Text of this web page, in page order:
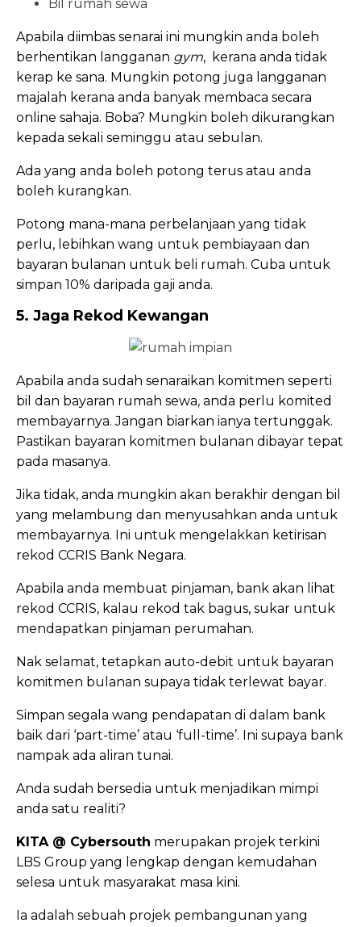
Bil rumah sewa
Apabila diimbas senarai ini mungkin anda boleh
berhentikan langganan gym, kerana anda tidak
kerap ke sana. Mungkin potong juga langganan
majalah kerana anda banyak membaca secara
online sahaja. Boba? Mungkin boleh dikurangkan
kepada sekali seminggu atau sebulan.
Ada yang anda boleh potong terus atau anda
boleh kurangkan.
Potong mana-mana perbelanjaan yang tidak
perlu, lebihkan wang untuk pembiayaan dan
bayaran bulanan untuk beli rumah. Cuba untuk
simpan 10% daripada gaji anda.
5. Jaga Rekod Kewangan
Apabila anda sudah senaraikan komitmen seperti
bil dan bayaran rumah sewa, anda perlu komited
membayarnya. Jangan biarkan ianya tertunggak.
Pastikan bayaran komitmen bulanan dibayar tepat
pada masanya.
Jika tidak, anda mungkin akan berakhir dengan bil
yang melambung dan menyusahkan anda untuk
membayarnya. Ini untuk mengelakkan ketirisan
rekod CCRIS Bank Negara.
Apabila anda membuat pinjaman, bank akan lihat
rekod CCRIS, kalau rekod tak bagus, sukar untuk
mendapatkan pinjaman perumahan.
Nak selamat, tetapkan auto-debit untuk bayaran
komitmen bulanan supaya tidak terlewat bayar.
Simpan segala wang pendapatan di dalam bank
baik dari ‘part-time’ atau ‘full-time’. Ini supaya bank
nampak ada aliran tunai.
Anda sudah bersedia untuk menjadikan mimpi
anda satu realiti?
KITA @ Cybersouth merupakan projek terkini
LBS Group yang lengkap dengan kemudahan
selesa untuk masyarakat masa kini.
Ia adalah sebuah projek pembangunan yang